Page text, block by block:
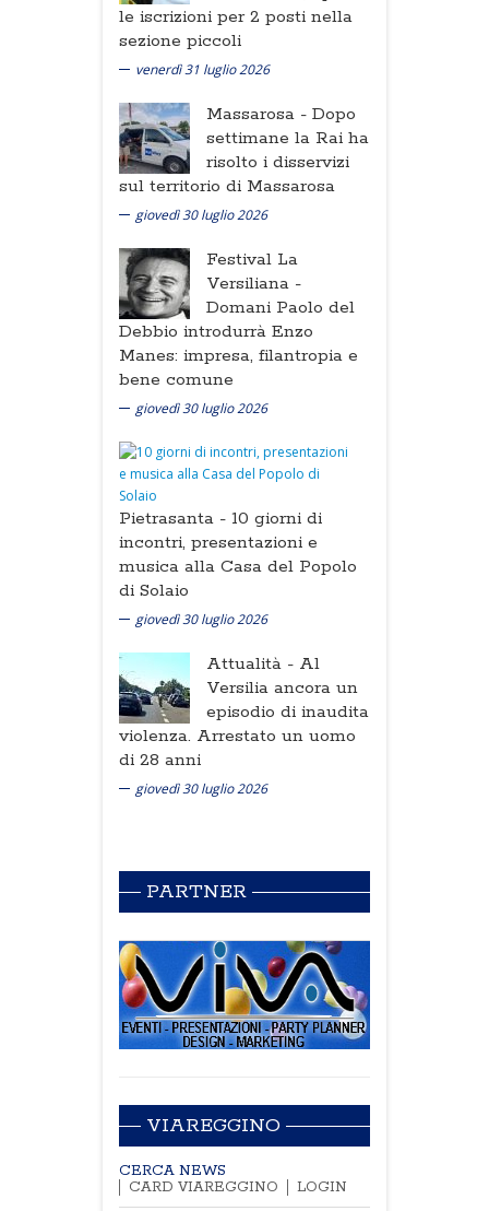
le iscrizioni per 2 posti nella
sezione piccoli
venerdì 31 luglio 2026
Massarosa - Dopo
settimane la Rai ha
risolto i disservizi
sul territorio di Massarosa
giovedì 30 luglio 2026
Festival La
Versiliana -
Domani Paolo del
Debbio introdurrà Enzo
Manes: impresa, filantropia e
bene comune
giovedì 30 luglio 2026
Pietrasanta - 10 giorni di
incontri, presentazioni e
musica alla Casa del Popolo
di Solaio
giovedì 30 luglio 2026
Attualità - Al
Versilia ancora un
episodio di inaudita
violenza. Arrestato un uomo
di 28 anni
giovedì 30 luglio 2026
PARTNER
VIAREGGINO
CERCA NEWS
CARD VIAREGGINO
LOGIN